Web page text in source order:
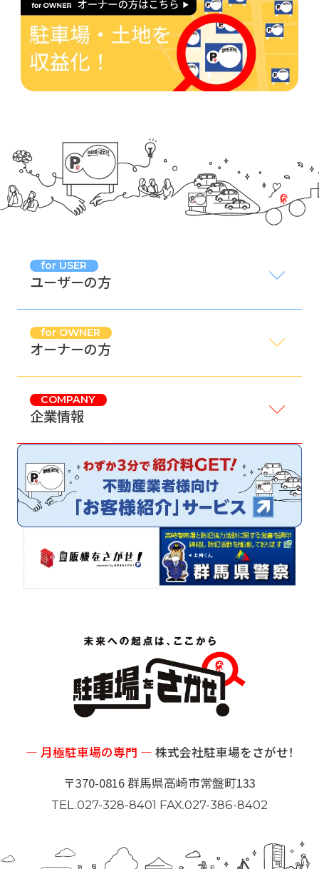
for USER
ユーザーの方
for OWNER
オーナーの方
COMPANY
企業情報
サイトマップ
プライバシーポリシー
― 月極駐車場の専門 ― 株式会社駐車場をさがせ！
〒370-0816 群馬県高崎市常盤町133
TEL.027-328-8401 FAX.027-386-8402